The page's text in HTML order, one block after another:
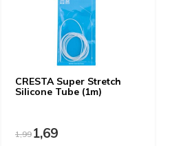
CRESTA Super Stretch
Silicone Tube (1m)
1,991,69